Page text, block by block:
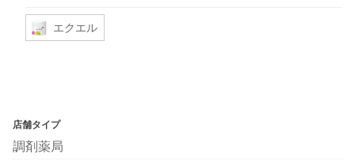
エクエル
店舗タイプ
調剤薬局